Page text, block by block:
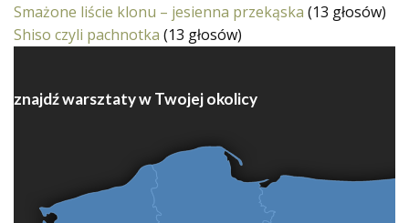
Smażone liście klonu – jesienna przekąska (13 głosów)
Shiso czyli pachnotka (13 głosów)
znajdź warsztaty w Twojej okolicy